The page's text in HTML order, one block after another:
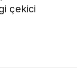
çekici